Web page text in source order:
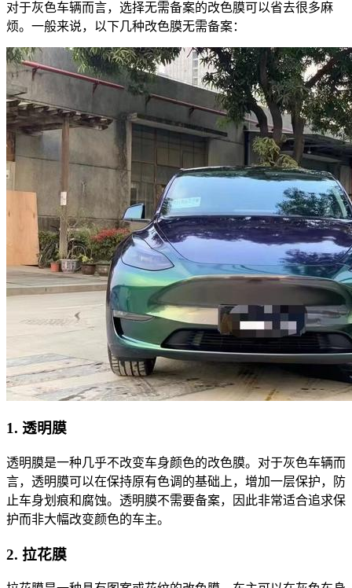
对于灰色车辆而言，选择无需备案的改色膜可以省去很多麻
烦。一般来说，以下几种改色膜无需备案：
1. 透明膜
透明膜是一种几乎不改变车身颜色的改色膜。对于灰色车辆而
言，透明膜可以在保持原有色调的基础上，增加一层保护，防
止车身划痕和腐蚀。透明膜不需要备案，因此非常适合追求保
护而非大幅改变颜色的车主。
2. 拉花膜